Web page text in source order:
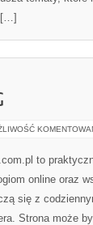
[…]
to
online oraz
się z
Strona może